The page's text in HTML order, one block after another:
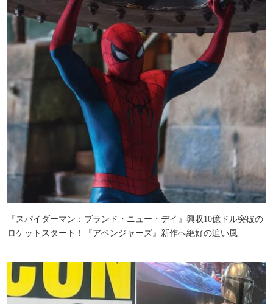
『スパイダーマン：ブランド・ニュー・デイ』興収10億ドル突破の
ロケットスタート！『アベンジャーズ』新作へ絶好の追い風